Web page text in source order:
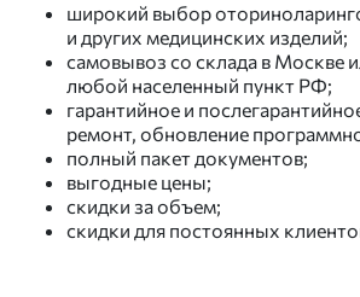
широкий выбор
и других медицинских изделий;
самовывоз со склада в Москве
любой населенный пункт РФ;
гарантийное и
ремонт, обновление
полный пакет документов;
выгодные цены;
скидки за объем;
скидки для постоянных